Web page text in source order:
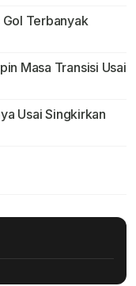
Terbanyak
Masa Transisi Usai
Usai Singkirkan